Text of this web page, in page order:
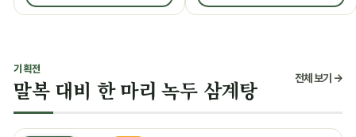
기획전
말복 대비 한 마리 녹두 삼계탕 전체 보기 →